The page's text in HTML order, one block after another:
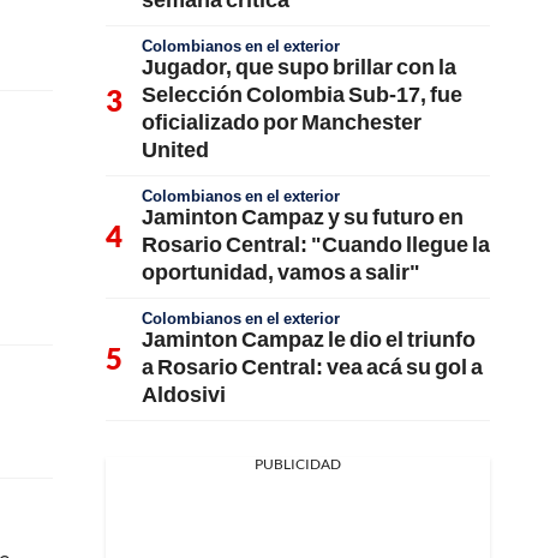
Colombianos en el exterior
Jugador, que supo brillar con la
Selección Colombia Sub-17, fue
oficializado por Manchester
United
Colombianos en el exterior
Jaminton Campaz y su futuro en
Rosario Central: "Cuando llegue la
oportunidad, vamos a salir"
Colombianos en el exterior
Jaminton Campaz le dio el triunfo
a Rosario Central: vea acá su gol a
Aldosivi
PUBLICIDAD